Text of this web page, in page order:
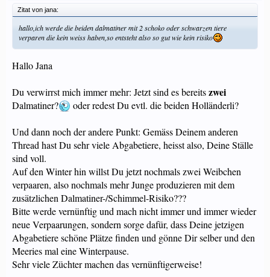
Zitat von jana:
hallo,ich werde die beiden dalmatiner mit 2 schoko oder schwarzen tiere
verparen die kein weiss haben,so entsteht also so gut wie kein risiko
Hallo Jana
Du verwirrst mich immer mehr: Jetzt sind es bereitszwei
Dalmatiner? oder redest Du evtl. die beiden Holländerli?
Und dann noch der andere Punkt: Gemäss Deinem anderen
Thread hast Du sehr viele Abgabetiere, heisst also, Deine Ställe
sind voll.
Auf den Winter hin willst Du jetzt nochmals zwei Weibchen
verpaaren, also nochmals mehr Junge produzieren mit dem
zusätzlichen Dalmatiner-/Schimmel-Risiko???
Bitte werde vernünftig und mach nicht immer und immer wieder
neue Verpaarungen, sondern sorge dafür, dass Deine jetzigen
Abgabetiere schöne Plätze finden und gönne Dir selber und den
Meeries mal eine Winterpause.
Sehr viele Züchter machen das vernünftigerweise!